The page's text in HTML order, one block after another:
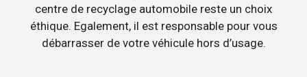
centre de recyclage automobile reste un choix
éthique. Egalement, il est responsable pour vous
débarrasser de votre véhicule hors d’usage.